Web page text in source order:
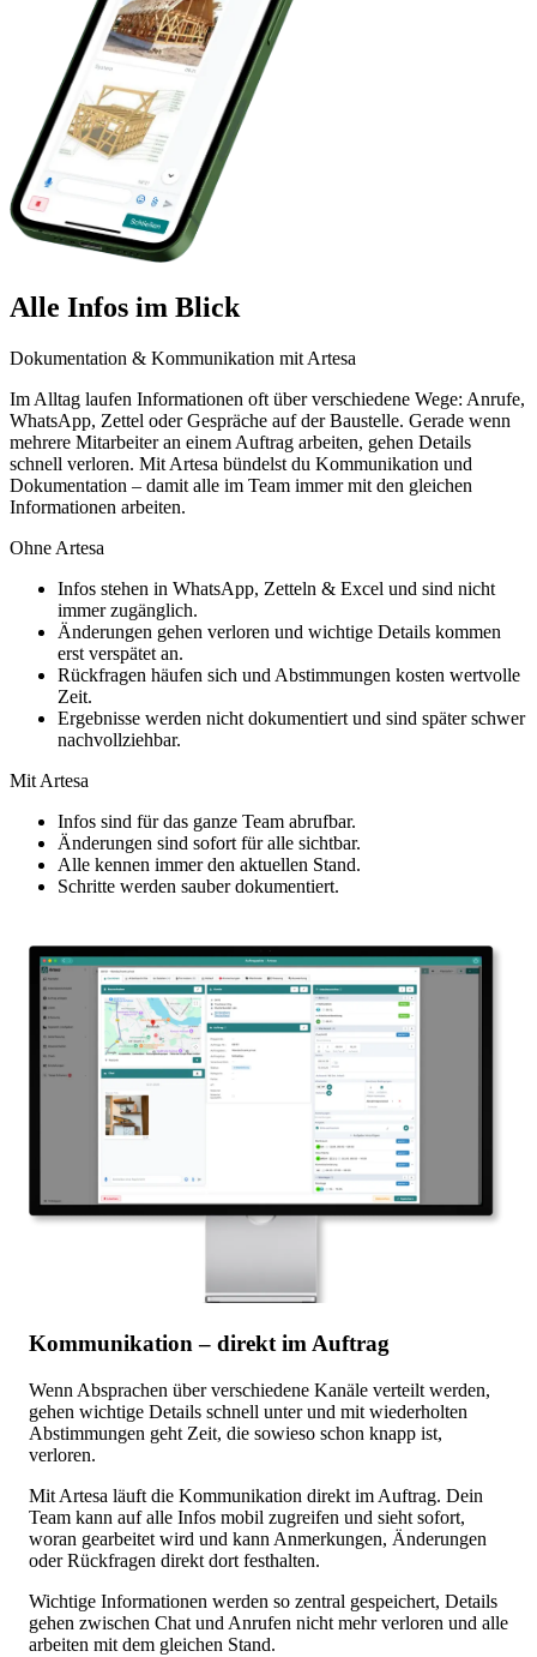
Alle Infos im Blick
Dokumentation & Kommunikation mit Artesa
Im Alltag laufen Informationen oft über verschiedene Wege: Anrufe,
WhatsApp, Zettel oder Gespräche auf der Baustelle. Gerade wenn
mehrere Mitarbeiter an einem Auftrag arbeiten, gehen Details
schnell verloren. Mit Artesa bündelst du Kommunikation und
Dokumentation – damit alle im Team immer mit den gleichen
Informationen arbeiten.
Ohne Artesa
Infos stehen in WhatsApp, Zetteln & Excel und sind nicht
immer zugänglich.
Änderungen gehen verloren und wichtige Details kommen
erst verspätet an.
Rückfragen häufen sich und Abstimmungen kosten wertvolle
Zeit.
Ergebnisse werden nicht dokumentiert und sind später schwer
nachvollziehbar.
Mit Artesa
Infos sind für das ganze Team abrufbar.
Änderungen sind sofort für alle sichtbar.
Alle kennen immer den aktuellen Stand.
Schritte werden sauber dokumentiert.
Kommunikation – direkt im Auftrag
Wenn Absprachen über verschiedene Kanäle verteilt werden,
gehen wichtige Details schnell unter und mit wiederholten
Abstimmungen geht Zeit, die sowieso schon knapp ist,
verloren.
Mit Artesa läuft die Kommunikation direkt im Auftrag. Dein
Team kann auf alle Infos mobil zugreifen und sieht sofort,
woran gearbeitet wird und kann Anmerkungen, Änderungen
oder Rückfragen direkt dort festhalten.
Wichtige Informationen werden so zentral gespeichert, Details
gehen zwischen Chat und Anrufen nicht mehr verloren und alle
arbeiten mit dem gleichen Stand.